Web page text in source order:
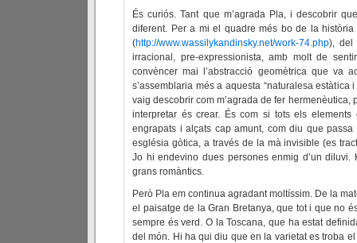
És curiós. Tant que m’agrada Pla, i descobrir
diferent. Per a mi el quadre més bo de la
(http://www.wassilykandinsky.net/work-74.php), del
irracional, pre-expressionista, amb molt de
convèncer mai l’abstracció geomètrica que va
s’assemblaria més a aquesta “naturalesa estàtica
vaig descobrir com m’agrada de fer hermenèutica,
interpretar és crear. És com si tots els
engrapats i alçats cap amunt, com diu que
església gòtica, a través de la mà invisible (es
Jo hi endevino dues persones enmig d’un diluvi.
grans romàntics.
Però Pla em continua agradant moltíssim. De la
el paisatge de la Gran Bretanya, que tot i que no
sempre és verd. O la Toscana, que ha estat
del món. Hi ha qui diu que en la varietat es troba